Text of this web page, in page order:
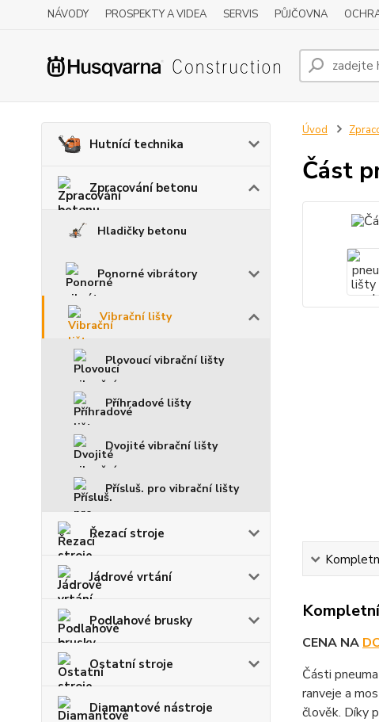
NÁVODY PROSPEKTY A VIDEA SERVIS PŮJČOVNA
Hutnící technika
Zpracování betonu
Hladičky betonu
Ponorné vibrátory
Vibrační lišty
Plovoucí vibrační lišty
Příhradové lišty
Dvojité vibrační lišty
Přísluš. pro vibrační lišty
Řezací stroje
Jádrové vrtání
Podlahové brusky
Ostatní stroje
Diamantové nástroje
Úvod
Část
CENA NA
Části
ranveje a
člověk. Díky